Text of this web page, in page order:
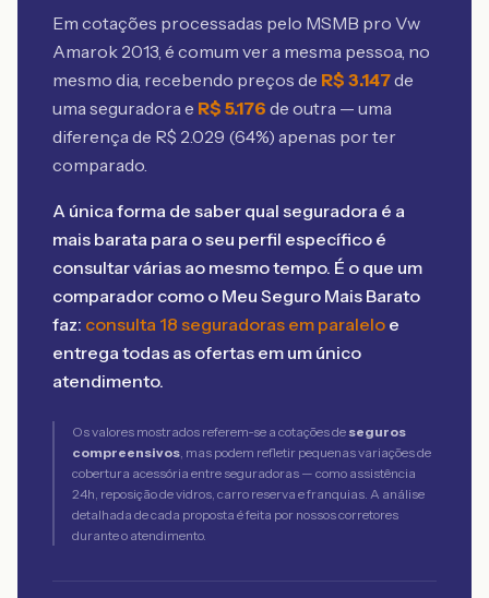
Em cotações processadas pelo MSMB pro Vw
Amarok 2013, é comum ver a mesma pessoa, no
mesmo dia, recebendo preços de R$ 3.147de
uma seguradora e R$ 5.176 de outra — uma
diferença de R$ 2.029 (64%) apenas por ter
comparado.
A única forma de saber qual seguradora é a
mais barata para o seu perfil específico é
consultar várias ao mesmo tempo. É o que um
comparador como o Meu Seguro Mais Barato
faz: consulta 18 seguradoras em paralelo e
entrega todas as ofertas em um único
atendimento.
Os valores mostrados referem-se a cotações de seguros
compreensivos, mas podem refletir pequenas variações de
cobertura acessória entre seguradoras — como assistência
24h, reposição de vidros, carro reserva e franquias. A análise
detalhada de cada proposta é feita por nossos corretores
durante o atendimento.